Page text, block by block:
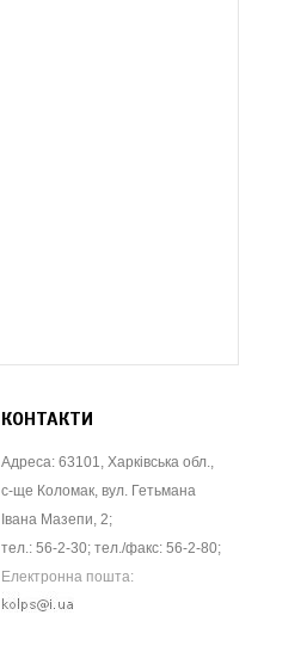
КОНТАКТИ
Адреса: 63101, Харківська обл.,
с-ще Коломак, вул. Гетьмана
Івана Мазепи, 2;
тел.: 56-2-30; тел./факс: 56-2-80;
Електронна пошта: